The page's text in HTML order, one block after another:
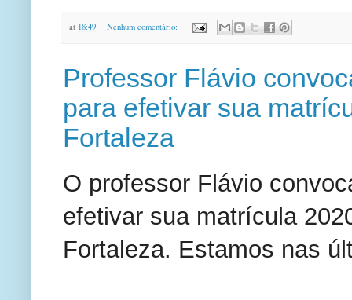
at 18:49 Nenhum comentário:
Professor Flávio
para efetivar sua
Fortaleza
O professor Flávio
efetivar sua matrícula
Fortaleza. Estamos nas